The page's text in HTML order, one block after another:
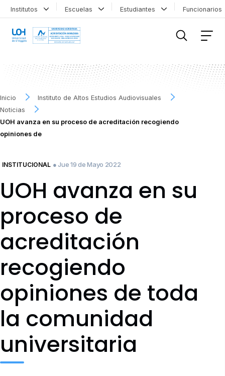
Institutos Escuelas Estudiantes
Inicio
Instituto de Altos Estudios Audiovisuales
Noticias
UOH avanza en su proceso de acreditación recogiendo
opiniones de
INSTITUCIONAL ● Jue 19 de Mayo 2022
UOH avanza en su
proceso de
acreditación
recogiendo
opiniones de toda
la comunidad
universitaria